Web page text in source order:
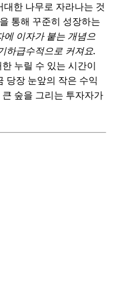
까요?
?
한 나무로 자라나는 것
을 통해 꾸준히 성장하는
에 이자가 붙는 개념으
하급수적으로 커져요.
누릴 수 있는 시간이
당장 눈앞의 작은 수익
숲을 그리는 투자자가